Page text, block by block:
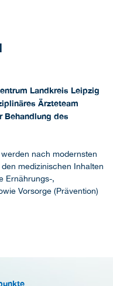
Landkreis Leipzig
Ärzteteam
Behandlung des
nach modernsten
medizinischen Inhalten
Ernährungs-,
Vorsorge (Prävention)